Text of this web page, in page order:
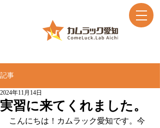
記事
実習に来てくれました。
2024年11月14日
こんにちは！カムラック愛知です。今